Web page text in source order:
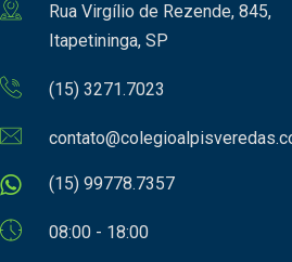
Rua Virgílio de Rezende, 845,
Itapetininga, SP
(15) 3271.7023
(15) 99778.7357
08:00 - 18:00